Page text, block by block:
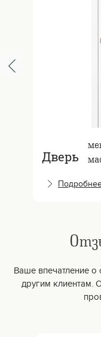
Дверь
Ваше впечатление о
другим клиентам.